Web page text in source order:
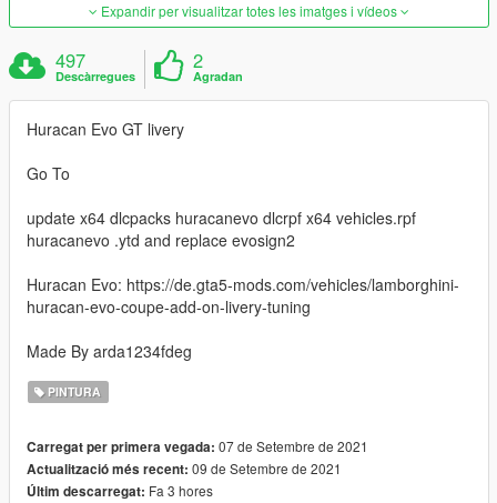
Expandir per visualitzar totes les imatges i vídeos
497
Descàrregues
2
Agradan
Huracan Evo GT livery
Go To
update x64 dlcpacks huracanevo dlcrpf x64 vehicles.rpf
huracanevo .ytd and replace evosign2
Huracan Evo: https://de.gta5-mods.com/vehicles/lamborghini-
huracan-evo-coupe-add-on-livery-tuning
Made By arda1234fdeg
PINTURA
Carregat per primera vegada: 07 de Setembre de 2021
Actualització més recent: 09 de Setembre de 2021
Últim descarregat: Fa 3 hores